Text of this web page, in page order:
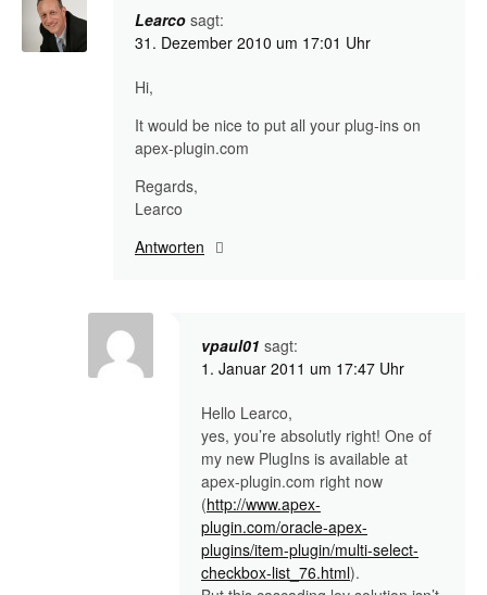
Learco sagt:
31. Dezember 2010 um 17:01 Uhr
Hi,
It would be nice to put all your plug-ins on
apex-plugin.com
Regards,
Learco
Antworten
vpaul01 sagt:
1. Januar 2011 um 17:47 Uhr
Hello Learco,
yes, you’re absolutly right! One of
my new PlugIns is available at
apex-plugin.com right now
(http://www.apex-
plugin.com/oracle-apex-
plugins/item-plugin/multi-select-
checkbox-list_76.html).